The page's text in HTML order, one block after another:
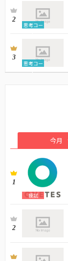
2
思考コー
3
思考コー
ド
今月
1
模試
2